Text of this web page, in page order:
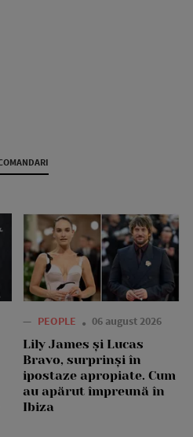
— PEOPLE 06 august 2026
Lily James și Lucas
Bravo, surprinși în
ipostaze apropiate. Cum
au apărut împreună în
Ibiza